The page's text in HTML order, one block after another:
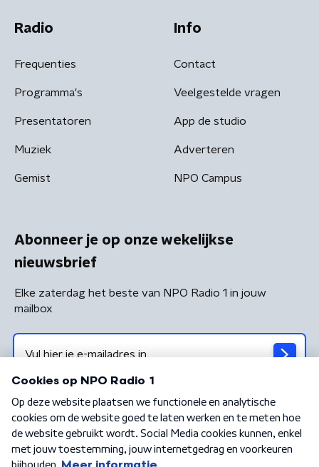
Radio
Frequenties
Programma's
Presentatoren
Muziek
Gemist
Info
Contact
Veelgestelde vragen
App de studio
Adverteren
NPO Campus
Abonneer je op onze wekelijkse
nieuwsbrief
Elke zaterdag het beste van NPO Radio 1 in jouw
mailbox
Algemene voorwaarden